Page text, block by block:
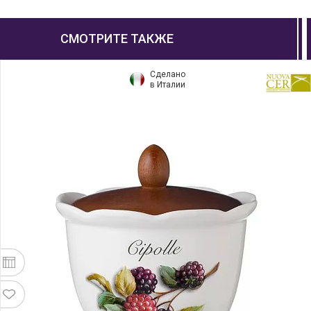
СМОТРИТЕ ТАКЖЕ
Сделано
в Италии